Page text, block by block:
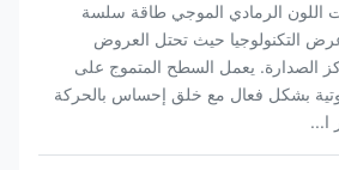
الرمادي الموجي طاقة سلسة
حيث تحتل العروض
يعمل السطح المتموج على
بشكل فعال مع خلق إحساس بالحركة